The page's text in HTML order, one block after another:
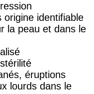
origine identifiable
la peau et dans le
éruptions
lourds dans le